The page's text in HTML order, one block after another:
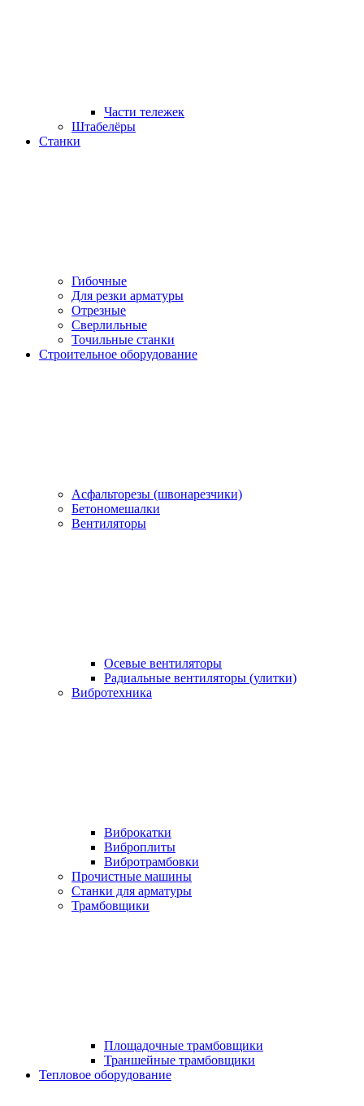
Части тележек
Штабелёры
Станки
Гибочные
Для резки арматуры
Отрезные
Сверлильные
Точильные станки
Строительное оборудование
Асфальторезы (швонарезчики)
Бетономешалки
Вентиляторы
Осевые вентиляторы
Радиальные вентиляторы (улитки)
Вибротехника
Виброкатки
Виброплиты
Вибротрамбовки
Прочистные машины
Станки для арматуры
Трамбовщики
Площадочные трамбовщики
Траншейные трамбовщики
Тепловое оборудование